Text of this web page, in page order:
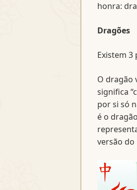
honra:
Dragões
Existem
O dragão
significa
por si só
é o
versão